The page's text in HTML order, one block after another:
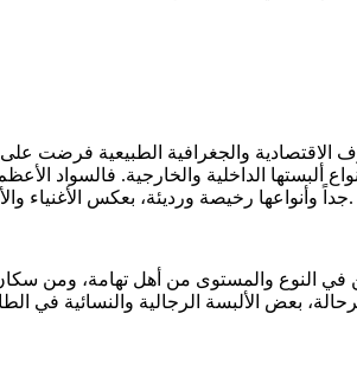
والجغرافية الطبيعية فرضت على
جداً وأنواعها رخيصة ورديئة، بعكس الأغنياء والأعيان والوجهاء وعلية القوم فألبستهم وأدوات زينتهم أفضل من غيرهم.
النوع والمستوى من أهل تهامة، ومن